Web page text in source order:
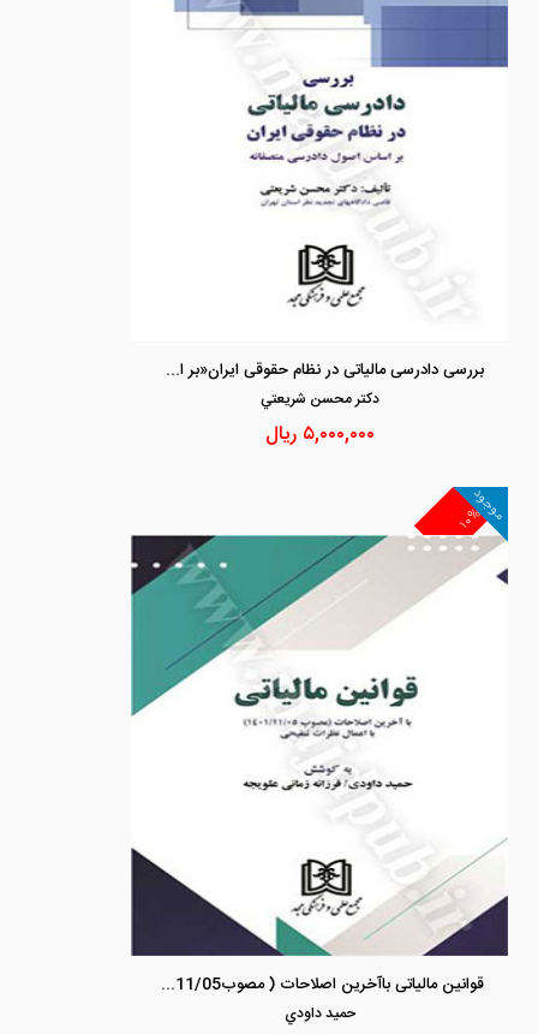
بررسی دادرسی مالیاتی در نظام حقوقی ایران«بر اساس اصول دادرسی منصفانه »
دكتر محسن شريعتي
۵,۰۰۰,۰۰۰ ریال
۱۰%
موجود
قوانین مالیاتی باآخرین اصلاحات ( مصوب1401/11/05) با اعمال نظرات تنقیحی
حميد داودي